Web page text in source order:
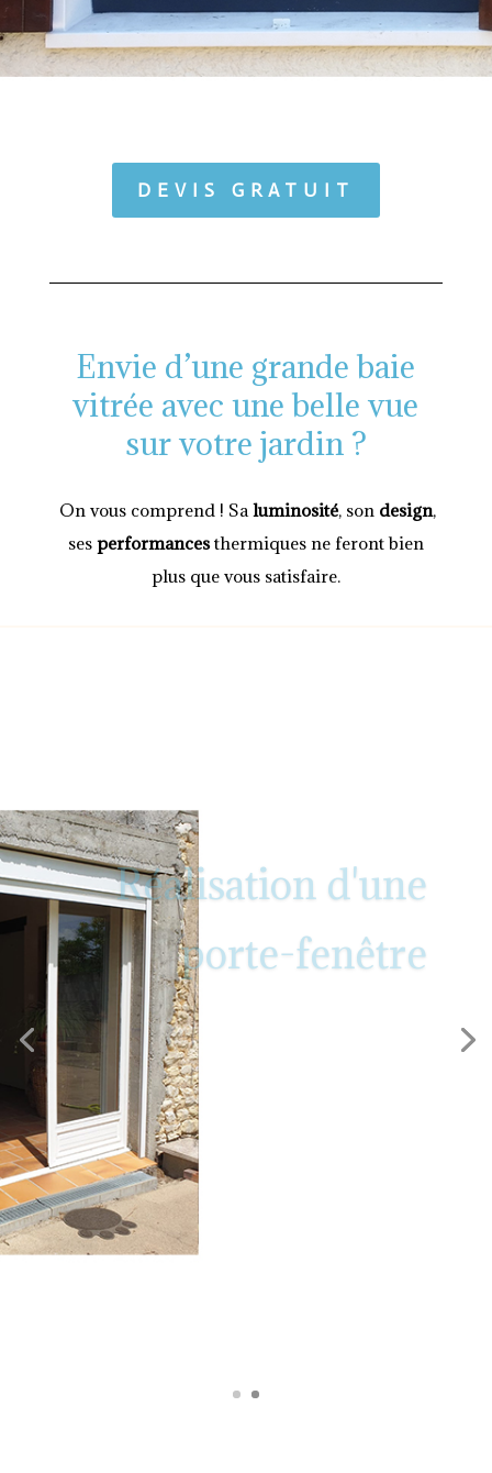
DEVIS GRATUIT
Envie d’une grande baie
vitrée avec une belle vue
sur votre jardin ?
On vous comprend ! Saluminosité, son design,
ses performancesthermiques ne feront bien
plus que vous satisfaire.
Réalisation d'une
porte-fenêtre